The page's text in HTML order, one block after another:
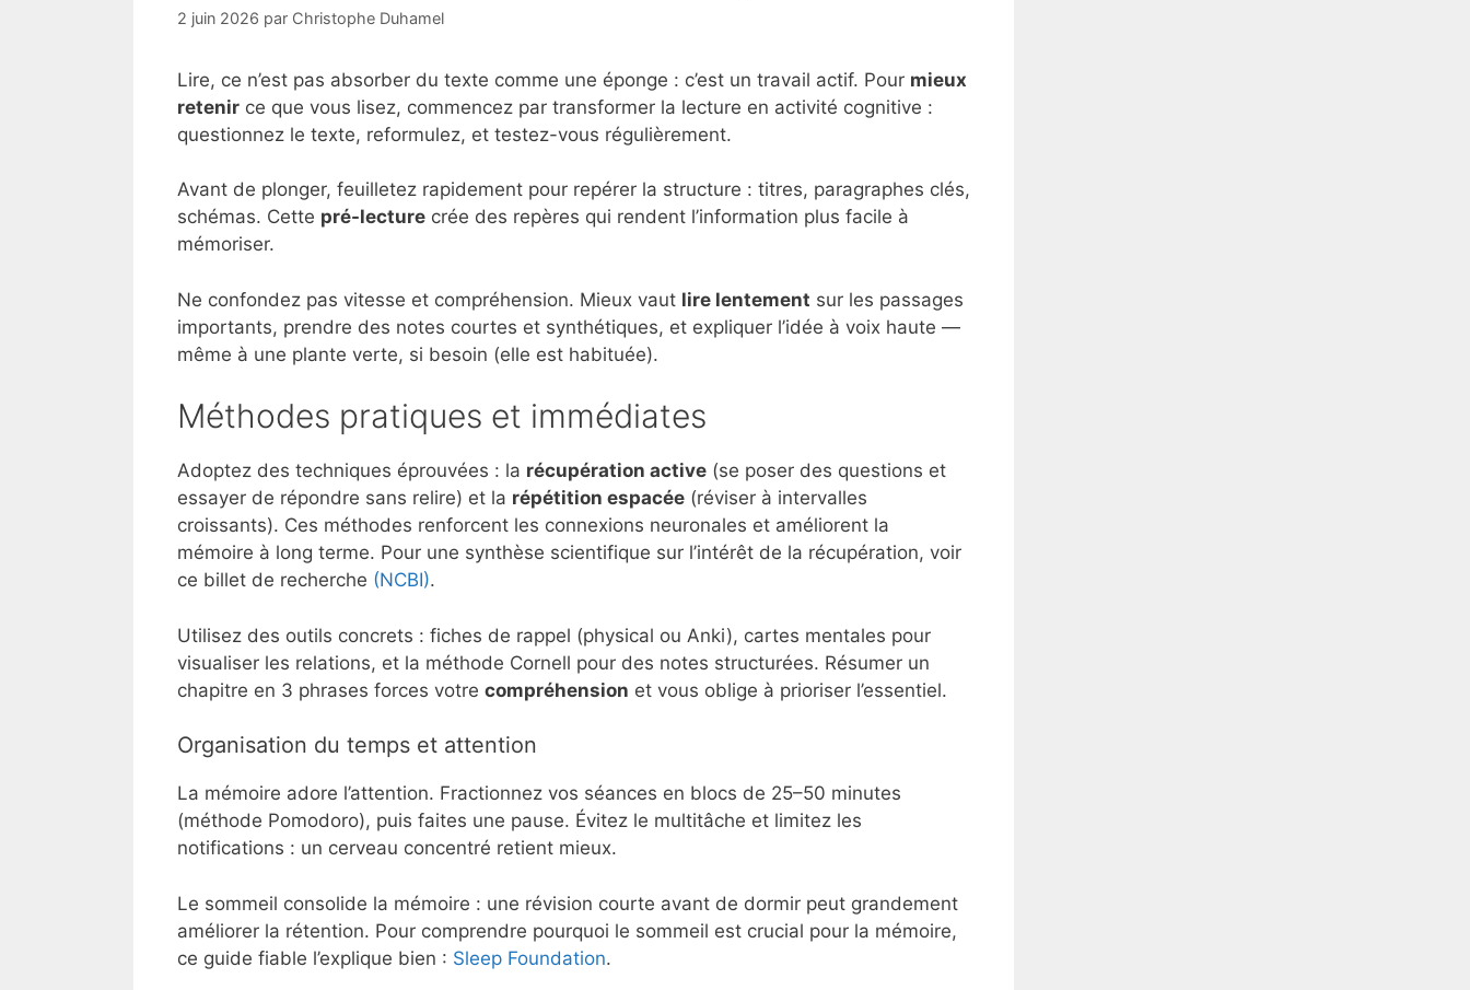
2 juin 2026 par Christophe Duhamel
Lire, ce n’est pas absorber du texte comme une éponge : c’est un travail actif. Pour mieux
retenir ce que vous lisez, commencez par transformer la lecture en activité cognitive :
questionnez le texte, reformulez, et testez-vous régulièrement.
Avant de plonger, feuilletez rapidement pour repérer la structure : titres, paragraphes clés,
schémas. Cette pré-lecture crée des repères qui rendent l’information plus facile à
mémoriser.
Ne confondez pas vitesse et compréhension. Mieux vaut lire lentement sur les passages
importants, prendre des notes courtes et synthétiques, et expliquer l’idée à voix haute —
même à une plante verte, si besoin (elle est habituée).
Méthodes pratiques et immédiates
Adoptez des techniques éprouvées : la récupération active (se poser des questions et
essayer de répondre sans relire) et la répétition espacée (réviser à intervalles
croissants). Ces méthodes renforcent les connexions neuronales et améliorent la
mémoire à long terme. Pour une synthèse scientifique sur l’intérêt de la récupération, voir
ce billet de recherche (NCBI).
Utilisez des outils concrets : fiches de rappel (physical ou Anki), cartes mentales pour
visualiser les relations, et la méthode Cornell pour des notes structurées. Résumer un
chapitre en 3 phrases forces votre compréhension et vous oblige à prioriser l’essentiel.
Organisation du temps et attention
La mémoire adore l’attention. Fractionnez vos séances en blocs de 25–50 minutes
(méthode Pomodoro), puis faites une pause. Évitez le multitâche et limitez les
notifications : un cerveau concentré retient mieux.
Le sommeil consolide la mémoire : une révision courte avant de dormir peut grandement
améliorer la rétention. Pour comprendre pourquoi le sommeil est crucial pour la mémoire,
ce guide fiable l’explique bien : Sleep Foundation.